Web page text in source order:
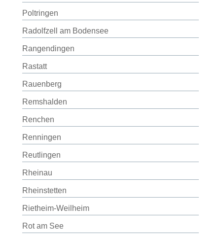
Poltringen
Radolfzell am Bodensee
Rangendingen
Rastatt
Rauenberg
Remshalden
Renchen
Renningen
Reutlingen
Rheinau
Rheinstetten
Rietheim-Weilheim
Rot am See